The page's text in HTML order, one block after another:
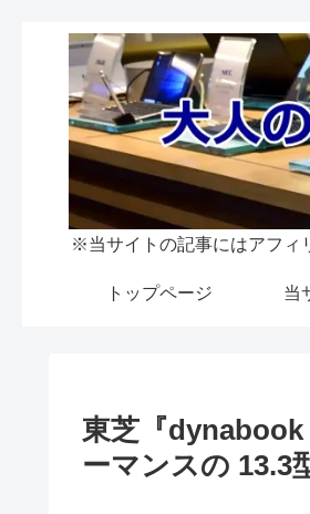
※当サイトの記事にはアフィ
トップページ 当
東芝『dynabook
ーマンスの 13.3